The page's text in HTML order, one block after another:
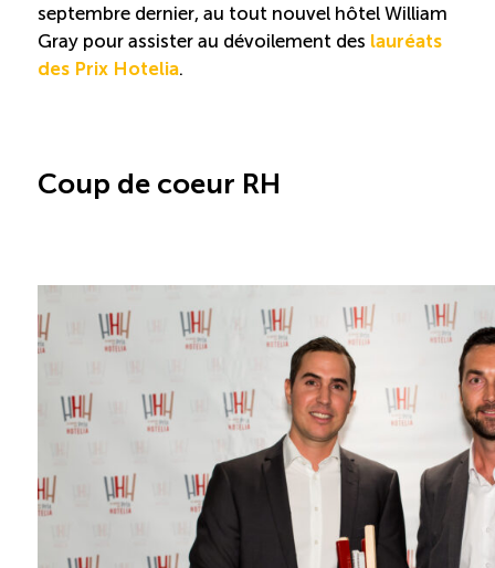
Ressources
Nouvelles formations
Programme EMERIT
Cuisinier : alternance travail-étude
Apprentissage en milieu de travail
Reconnaissance des compétences
septembre dernier, au tout nouvel hôtel William
Gray pour assister au dévoilement des lauréats
des Prix Hotelia.
Coup de coeur RH